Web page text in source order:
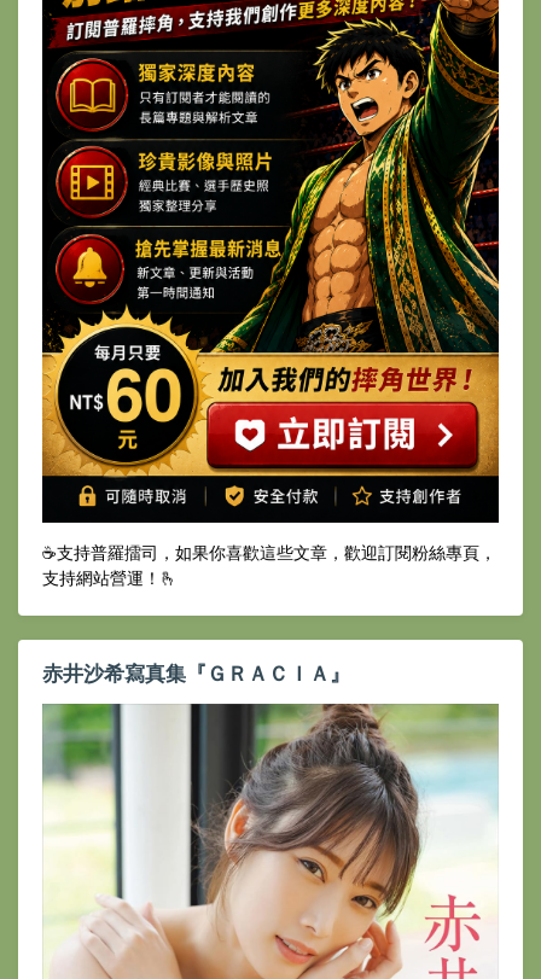
☕️支持普羅擂司，如果你喜歡這些文章，歡迎訂閱粉絲專頁，
支持網站營運！🫰
赤井沙希寫真集『ＧＲＡＣＩＡ』